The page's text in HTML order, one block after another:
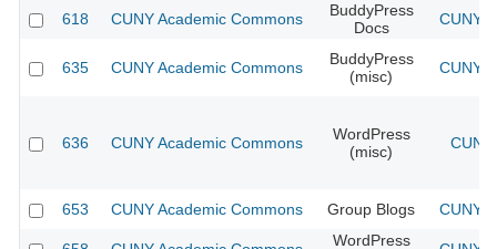
618 CUNY Academic Commons
BuddyPress
Docs
CUNY
635 CUNY Academic Commons
BuddyPress
(misc)
CUNY
636 CUNY Academic Commons
WordPress
(misc)
653 CUNY Academic Commons Group Blogs CUNY
WordPress